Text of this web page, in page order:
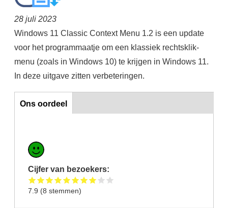
28 juli 2023
Windows 11 Classic Context Menu 1.2 is een update
voor het programmaatje om een klassiek rechtsklik-
menu (zoals in Windows 10) te krijgen in Windows 11.
In deze uitgave zitten verbeteringen.
Horizontal Tabs
Ons oordeel
Cijfer van bezoekers:
7.9 (8 stemmen)